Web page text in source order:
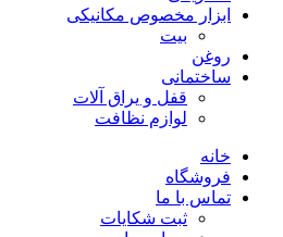
ابزار مخصوص مکانیکی
بیت
روغن
ساختمانی
قفل و یراق آلات
لوازم نظافت
خانه
فروشگاه
تماس با ما
ثبت شکایات